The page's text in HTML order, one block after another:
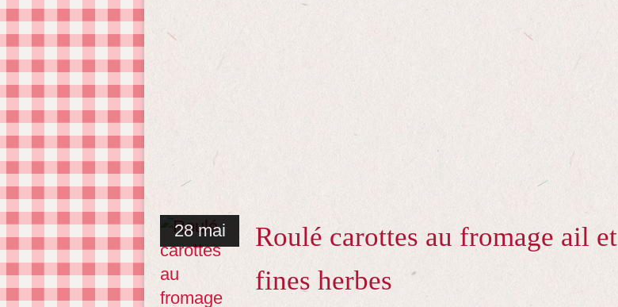
28 mai
Roulé carottes au fromage ail et
fines herbes